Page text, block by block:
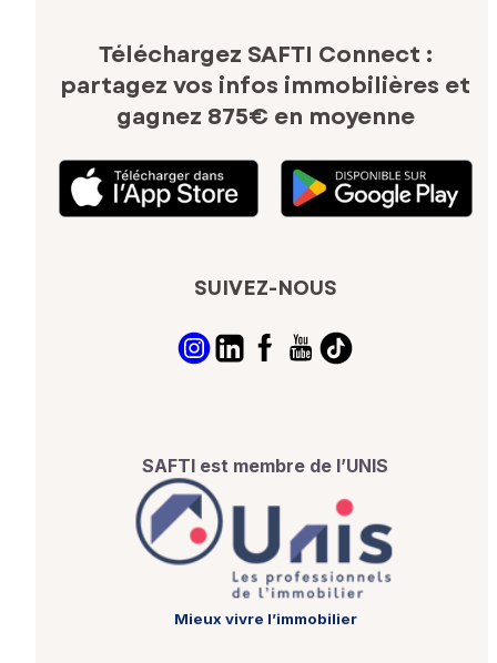
Téléchargez SAFTI Connect :
partagez vos infos immobilières et
gagnez 875€ en moyenne
SUIVEZ-NOUS
SAFTI est membre de l’UNIS
Mieux vivre l’immobilier